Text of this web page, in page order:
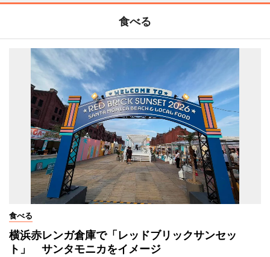
食べる
食べる
横浜赤レンガ倉庫で「レッドブリックサンセッ
ト」 サンタモニカをイメージ